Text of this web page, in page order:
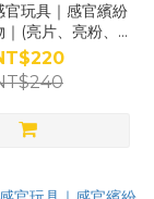
玩具｜感官繽紛
(亮片、亮粉、主
題小物)